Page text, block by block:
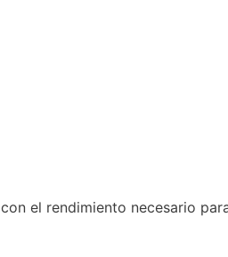
el rendimiento necesario